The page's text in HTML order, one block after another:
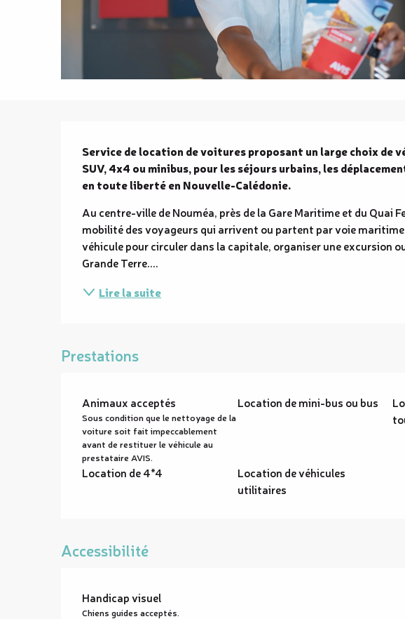
Description
Service de location de voitures proposant un large choix de
SUV, 4x4 ou minibus, pour les séjours urbains, les
en toute liberté en Nouvelle-Calédonie.
Au centre-ville de Nouméa, près de la Gare Maritime et du Quai
mobilité des voyageurs qui arrivent ou partent par voie
véhicule pour circuler dans la capitale, organiser une excursion
Grande Terre....
Lire la suite
Prestations
Animaux acceptés
Sous condition que le nettoyage de la
voiture soit fait impeccablement
avant de restituer le véhicule au
prestataire AVIS.
Location de mini-bus ou bus
Location de 4*4
Location de véhicules
utilitaires
Accessibilité
Handicap visuel
Chiens guides acceptés.